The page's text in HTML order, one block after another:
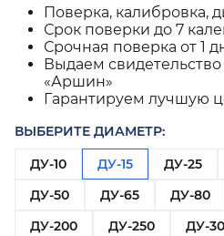
Поверка, калибровка,
Срок поверки до 7
Срочная поверка от 1
Выдаем
«Аршин»
Гарантируем лучшую
ВЫБЕРИТЕ ДИАМЕТР:
ДУ-10
ДУ-15 ДУ-25
ДУ-50
ДУ-65 ДУ-80
ДУ-200
ДУ-250 ДУ-